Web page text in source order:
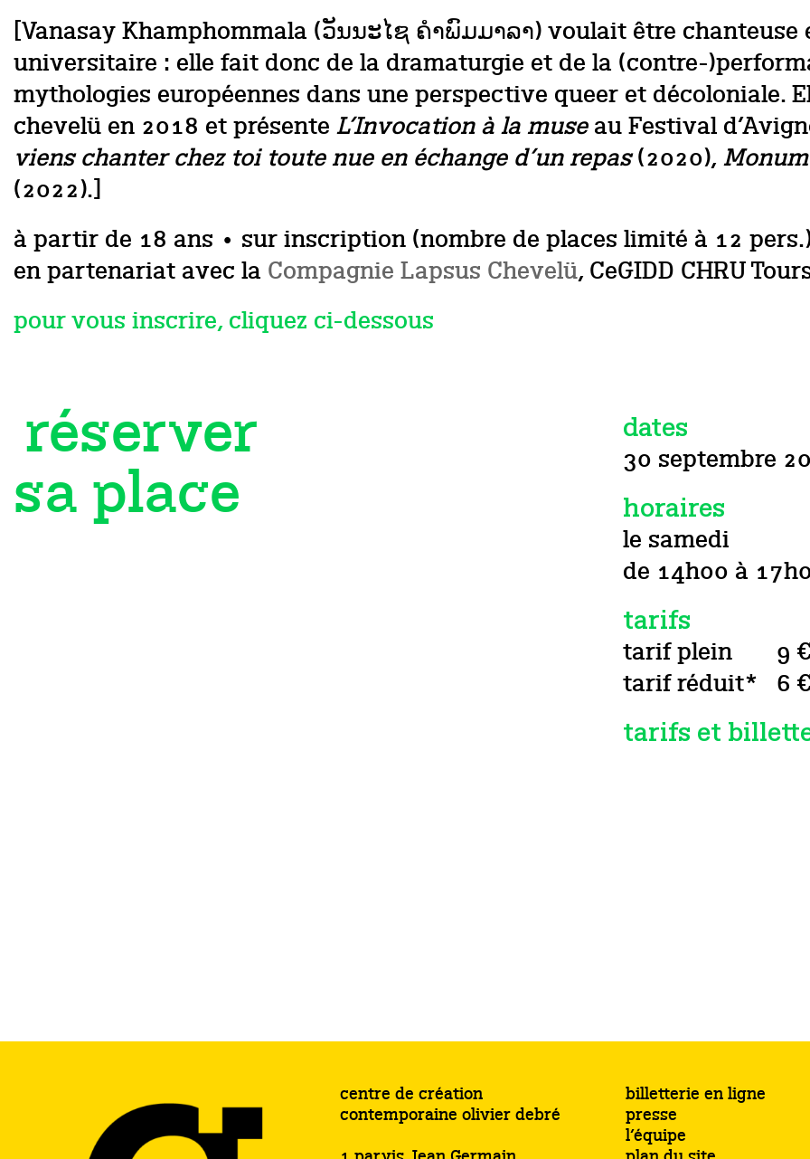
[Vanasay Khamphommala (ວັນນະໄຊ ຄຳພົມມາລາ) voulait être chanteuse
universitaire : elle fait donc de la dramaturgie et de la (contre-
mythologies européennes dans une perspective queer et décoloniale.
chevelü en 2018 et présente L’Invocation à la museau Festival
viens chanter chez toi toute nue en échange d’un repas(2020),
(2022).]
à partir de 18 ans • sur inscription (nombre de places limité à 12
en partenariat avec la Compagnie Lapsus Chevelü, CeGIDD CHRU
pour vous inscrire, cliquez ci-dessous
réserver
sa place
dates
30 septembre
horaires
le samedi
de 14h00 à
tarifs
tarif plein
9
tarif réduit*
6
tarifs et
centre de création
contemporaine olivier debré
billetterie en ligne
presse
l’équipe